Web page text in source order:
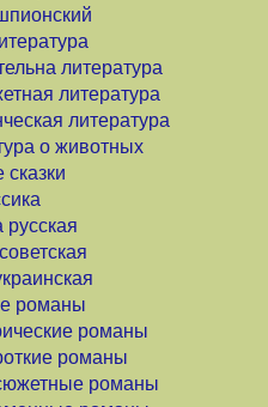
литература
литература
литература
о животных
сказки
русская
романы
романы
романы
романы